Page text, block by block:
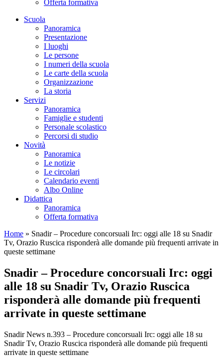
Offerta formativa
Scuola
Panoramica
Presentazione
I luoghi
Le persone
I numeri della scuola
Le carte della scuola
Organizzazione
La storia
Servizi
Panoramica
Famiglie e studenti
Personale scolastico
Percorsi di studio
Novità
Panoramica
Le notizie
Le circolari
Calendario eventi
Albo Online
Didattica
Panoramica
Offerta formativa
Home » Snadir – Procedure concorsuali Irc: oggi alle 18 su Snadir
Tv, Orazio Ruscica risponderà alle domande più frequenti arrivate in
queste settimane
Snadir – Procedure concorsuali Irc: oggi
alle 18 su Snadir Tv, Orazio Ruscica
risponderà alle domande più frequenti
arrivate in queste settimane
Snadir News n.393 – Procedure concorsuali Irc: oggi alle 18 su
Snadir Tv, Orazio Ruscica risponderà alle domande più frequenti
arrivate in queste settimane